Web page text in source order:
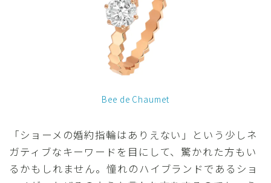
Bee de Chaumet
「ショーメの婚約指輪はありえない」という少しネ
ガティブなキーワードを目にして、驚かれた方もい
るかもしれません。憧れのハイブランドであるショ